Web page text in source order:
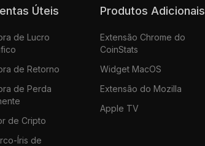
Úteis
de Lucro
de Retorno
de Perda
de Cripto
Íris de
Produtos Adicionais
Extensão Chrome do
CoinStats
Widget MacOS
Extensão do Mozilla
Apple TV